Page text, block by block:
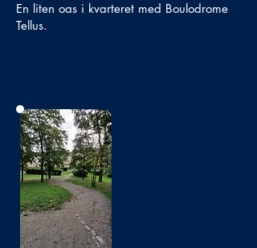
En liten oas i kvarteret med Boulodrome
Tellus.
No photo